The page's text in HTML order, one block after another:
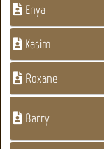
Enya
Kasim
Roxane
Barry